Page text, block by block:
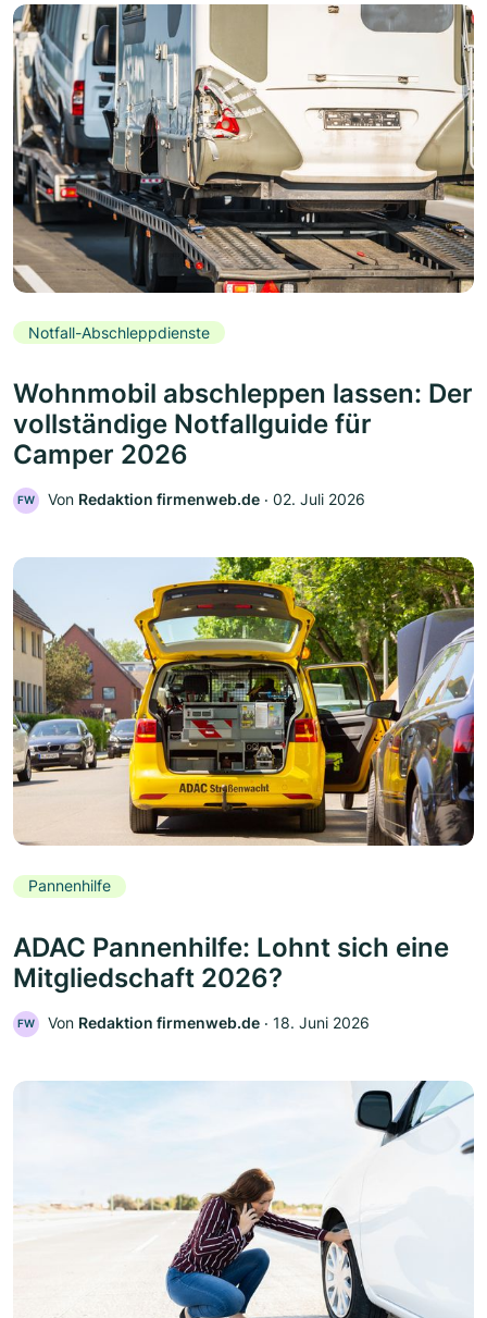
Notfall-Abschleppdienste
Wohnmobil abschleppen lassen: Der
vollständige Notfallguide für
Camper 2026
FW Von Redaktion firmenweb.de ‧ 02. Juli 2026
Pannenhilfe
ADAC Pannenhilfe: Lohnt sich eine
Mitgliedschaft 2026?
FW Von Redaktion firmenweb.de ‧ 18. Juni 2026